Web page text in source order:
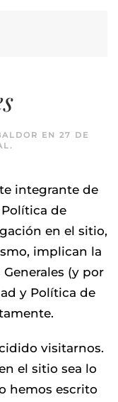
EN 27 DE
.
integrante de
Política de
en el sitio,
implican la
(y por
y Política de
visitarnos.
el sitio sea lo
hemos escrito